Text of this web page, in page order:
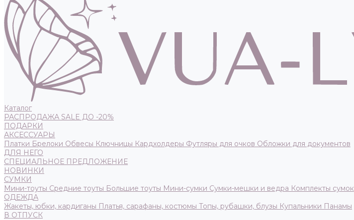
Каталог
РАСПРОДАЖА SALE ДО -20%
ПОДАРКИ
АКСЕССУАРЫ
Платки Брелоки Обвесы Ключницы Кардхолдеры Футляры для очков Обложки для документов
ДЛЯ НЕГО
СПЕЦИАЛЬНОЕ ПРЕДЛОЖЕНИЕ
НОВИНКИ
СУМКИ
Мини-тоуты Средние тоуты Большие тоуты Мини-сумки Сумки-мешки и ведра Комплекты сумок
ОДЕЖДА
Жакеты, юбки, кардиганы Платья, сарафаны, костюмы Топы, рубашки, блузы Купальники Панамы
В ОТПУСК